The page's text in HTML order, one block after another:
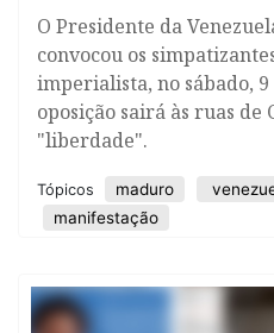
O Presidente da
convocou os
imperialista, no sábado,
oposição sairá às ruas de
"liberdade".
Tópicos maduro
manifestação